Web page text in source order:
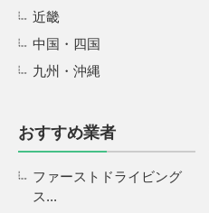
近畿
中国・四国
九州・沖縄
おすすめ業者
ファーストドライビング
ス...